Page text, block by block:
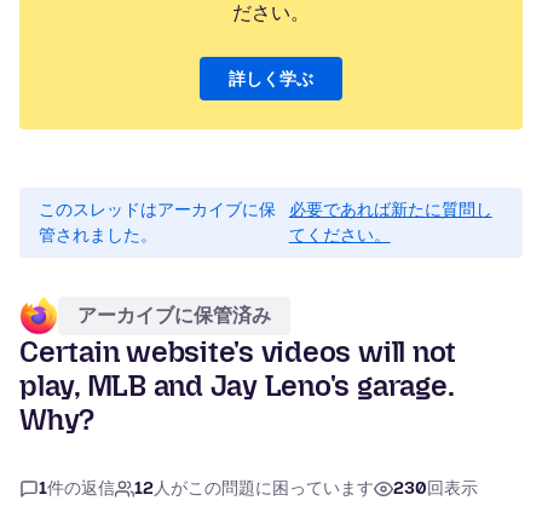
ださい。
詳しく学ぶ
このスレッドはアーカイブに保
管されました。
必要であれば新たに質問し
てください。
アーカイブに保管済み
Certain website's videos will not
play, MLB and Jay Leno's garage.
Why?
1件の返信 12人がこの問題に困っています 230回表示